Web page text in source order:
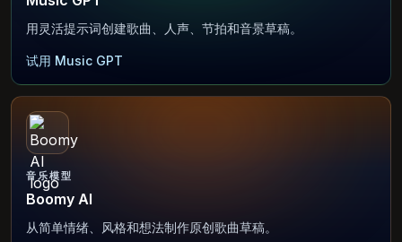
用灵活提示词创建歌曲、人声、节拍和音景草稿。
试用 Music GPT
音乐模型
Boomy AI
从简单情绪、风格和想法制作原创歌曲草稿。